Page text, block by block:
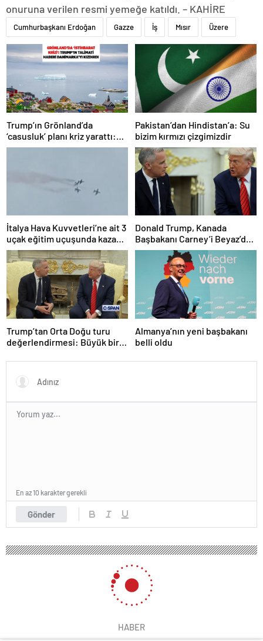
onuruna verilen resmi yemeğe katıldı. – KAHİRE
Cumhurbaşkanı Erdoğan Gazze İş Mısır Üzere
Trump’ın Grönland’da
‘casusluk’ planı kriz yarattı:
Danimarka ABD elçisini
Pakistan’dan Hindistan’a: Su
bizim kırmızı çizgimizdir
İtalya Hava Kuvvetleri’ne ait 3
uçak eğitim uçuşunda kaza
yaptı
Donald Trump, Kanada
Başbakanı Carney’i Beyaz’da
ağırladı
Trump’tan Orta Doğu turu
değerlendirmesi: Büyük bir
Almanya’nın yeni başbakanı
belli oldu
Gönder
En az 10 karakter gerekli
HABER